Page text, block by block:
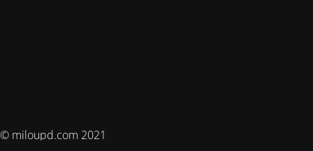
© miloupd.com 2021